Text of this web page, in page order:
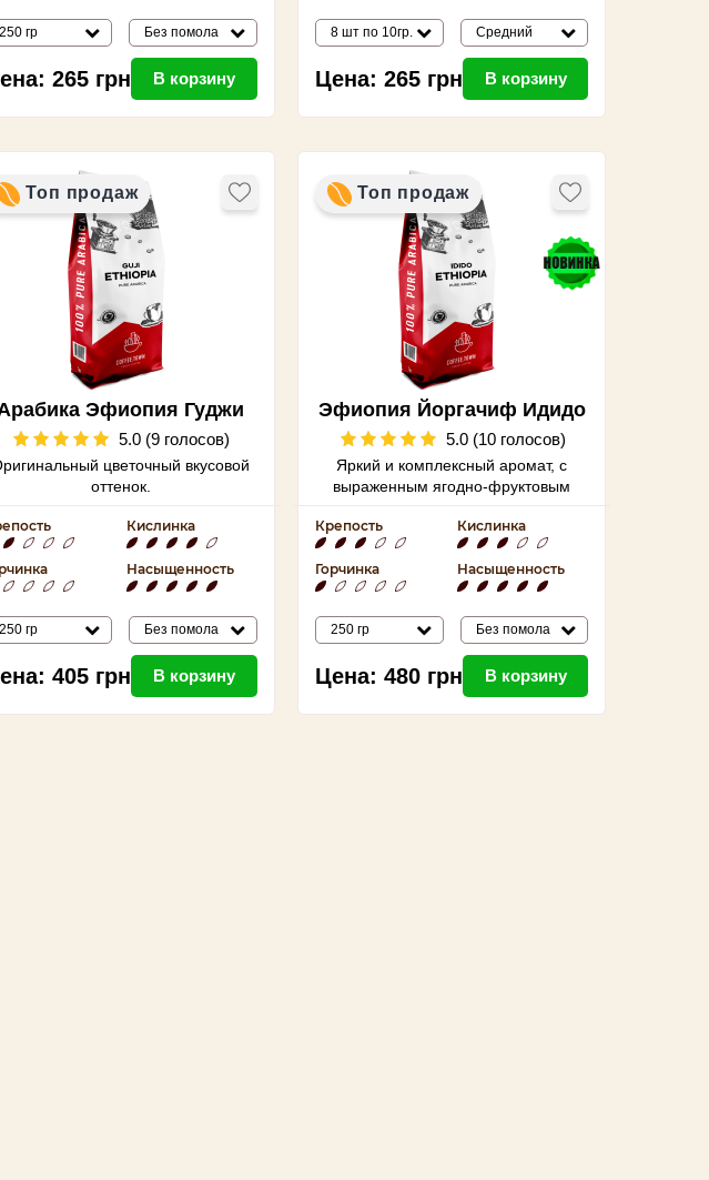
250 гр Без помола
265 грн В корзину
8 шт по 10гр. Средний
Цена: 265 грн В корзину
Топ продаж
Эфиопия Гуджи
5.0 (9 голосов)
цветочный вкусовой
оттенок.
Кислинка
Насыщенность
250 гр Без помола
405 грн В корзину
Топ продаж
Эфиопия Йоргачиф Идидо
5.0 (10 голосов)
Яркий и комплексный аромат, с
выраженным ягодно-фруктовым
Крепость Кислинка
Горчинка Насыщенность
250 гр Без помола
Цена: 480 грн В корзину